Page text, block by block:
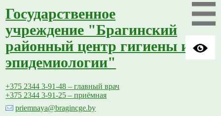
Государственное
учреждение "Брагинский
районный центр гигиены и
эпидемиологии"
+375 2344 3-91-48 – главный врач
+375 2344 3-91-25 – приёмная
priemnaya@bragincge.by